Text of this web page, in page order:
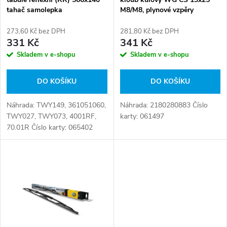
p
r
o
u
k
p
r
o
d
u
k
tahač samolepka
273,60 Kč bez DPH
331 Kč
Skladem v e-shopu
DO KOŠÍKU
Náhrada: TWY149, 361051060,
TWY027, TWY073, 4001RF,
70.01R Číslo karty: 065402
M8/M8, plynové vzpěry
281,80 Kč bez DPH
341 Kč
Skladem v e-shopu
DO KOŠÍKU
Náhrada: 2180280883 Číslo
karty: 061497